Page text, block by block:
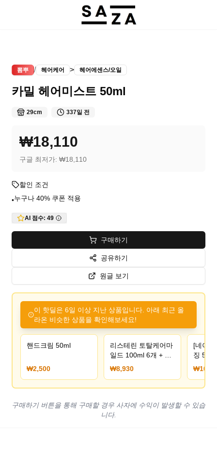
뽐뿌 / 헤어케어 > 헤어에센스/오일
카밀 헤어미스트 50ml
29cm 337일 전
₩18,110
구글 최저가: ₩18,110
할인 조건
•누구나 40% 쿠폰 적용
AI 점수: 49
구매하기
공유하기
원글 보기
이 핫딜은 6일 이상 지난 상품입니다. 아래 최근 올
라온 비슷한 상품을 확인해보세요!
핸드크림 50ml
₩2,500
리스테린 토탈케어마
일드 100ml 6개 + 네
임택증정
₩8,930
[네이
징
블워시
원) (무
구매하기 버튼을 통해 구매할 경우 사자에 수익이 발생할 수 있습
니다.